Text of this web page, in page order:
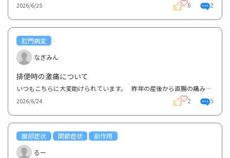
2026/6/25 6 2
肛門病変
なぎみん
排便時の激痛について
いつもこちらに大変助けられています。 昨年の産後から直腸の痛みと出血で潰瘍性大腸炎と診断されて...
2026/6/24 2 5
腹部症状 関節症状
副作用
るー